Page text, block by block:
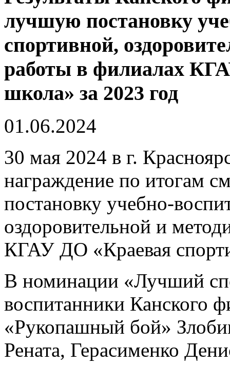
лучшую постановку
спортивной,
работы в филиалах
школа» за 2023 год
01.06.2024
30 мая 2024 в г.
награждение по итогам
постановку учебно-
оздоровительной и
КГАУ ДО «Краевая
В номинации «Лучший
воспитанники Канского
«Рукопашный бой»
Рената, Герасименко